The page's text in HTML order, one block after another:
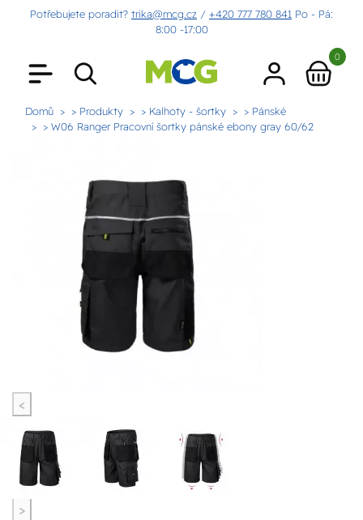
Potřebujete poradit? trika@mcg.cz / +420 777 780 841 Po - Pá:
8:00 -17:00
0
Domů > Produkty > Kalhoty - šortky
> Pánské
> W06 Ranger Pracovní šortky pánské ebony gray 60/62
<
>